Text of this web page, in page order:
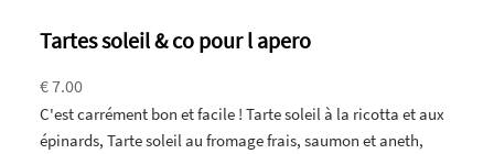
Tartes soleil & co pour l apero
€ 7.00
C'est carrément bon et facile ! Tarte soleil à la ricotta et aux
épinards, Tarte soleil au fromage frais, saumon et aneth,